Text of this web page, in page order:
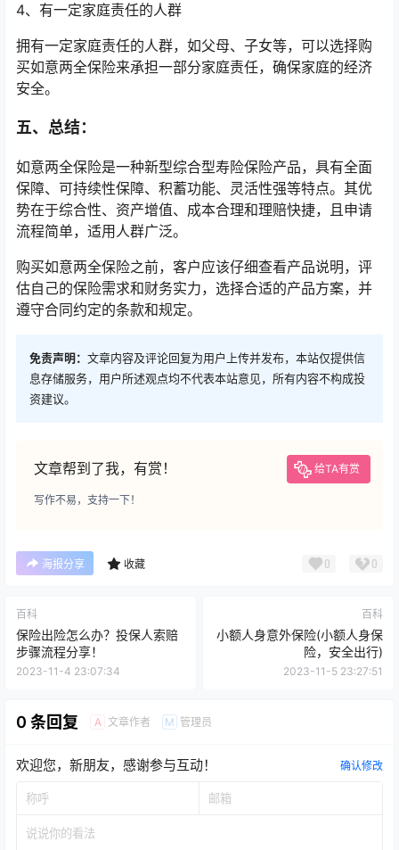
4、有一定家庭责任的人群
拥有一定家庭责任的人群，如父母、子女等，可以选择购
买如意两全保险来承担一部分家庭责任，确保家庭的经济
安全。
五、总结：
如意两全保险是一种新型综合型寿险保险产品，具有全面
保障、可持续性保障、积蓄功能、灵活性强等特点。其优
势在于综合性、资产增值、成本合理和理赔快捷，且申请
流程简单，适用人群广泛。
购买如意两全保险之前，客户应该仔细查看产品说明，评
估自己的保险需求和财务实力，选择合适的产品方案，并
遵守合同约定的条款和规定。
免责声明： 文章内容及评论回复为用户上传并发布，本站仅提供信
息存储服务，用户所述观点均不代表本站意见，所有内容不构成投
资建议。
文章帮到了我，有赏！ 给TA有赏
写作不易，支持一下！
海报分享 收藏 0 0
百科
保险出险怎么办？投保人索赔
步骤流程分享！
2023-11-4 23:07:34
百科
小额人身意外保险(小额人身保
险，安全出行)
2023-11-5 23:27:51
0 条回复 A 文章作者 M 管理员
欢迎您，新朋友，感谢参与互动！ 确认修改